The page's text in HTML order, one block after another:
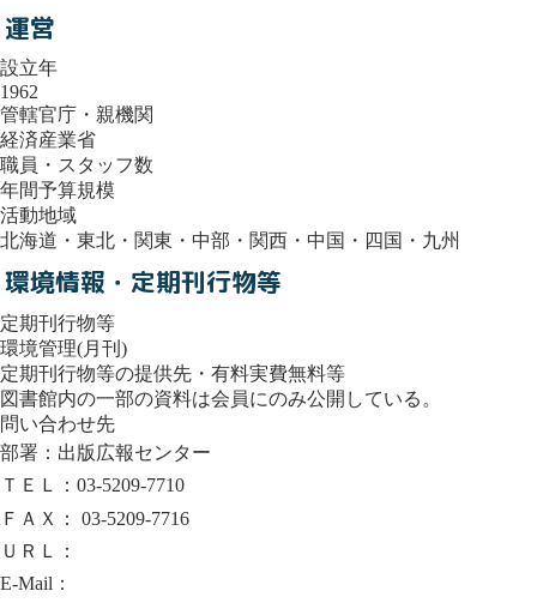
運営
設立年
1962
管轄官庁・親機関
経済産業省
職員・スタッフ数
年間予算規模
活動地域
北海道・東北・関東・中部・関西・中国・四国・九州
環境情報・定期刊行物等
定期刊行物等
環境管理(月刊)
定期刊行物等の提供先・有料実費無料等
図書館内の一部の資料は会員にのみ公開している。
問い合わせ先
部署：出版広報センター
ＴＥＬ：03-5209-7710
ＦＡＸ： 03-5209-7716
ＵＲＬ：
E-Mail：